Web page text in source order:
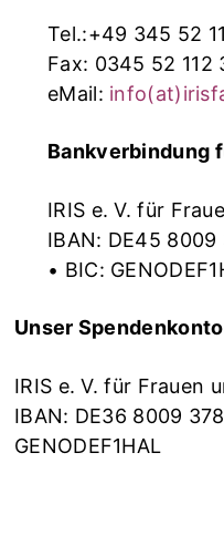
Tel.:+49 345 52
Fax: 0345 52 112
eMail:
Bankverbindung
IRIS e. V. für
IBAN: DE45 8009
• BIC:
Unser Spendenkonto
IRIS e. V. für Frauen
IBAN: DE36 8009
GENODEF1HAL